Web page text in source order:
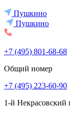
Пушкино
Пушкино
+7 (495) 801-68-68
Общий номер
+7 (495) 223-60-90
1-й Некрасовский